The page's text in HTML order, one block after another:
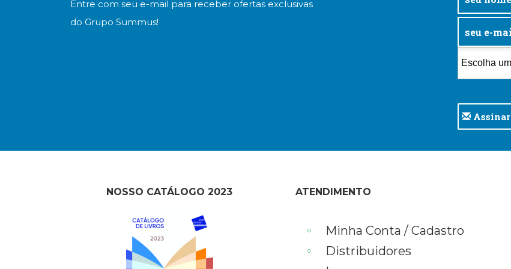
Entre com seu e-mail para receber ofertas exclusivas
do Grupo Summus!
Assinar
NOSSO CATÁLOGO 2023 ATENDIMENTO
Minha Conta / Cadastro
Distribuidores